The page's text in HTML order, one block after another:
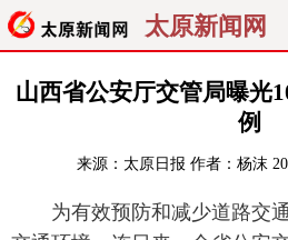
太原新闻网
首页 聚焦
山西省公安厅交管局曝光
例
来源： 太原日报 作者：杨沫
为有效预防和减少道路交通